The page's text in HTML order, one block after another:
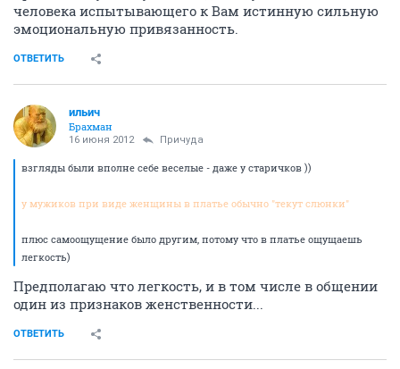
человека испытывающего к Вам истинную сильную
эмоциональную привязанность.
ОТВЕТИТЬ
ильич
Брахман
16 июня 2012 Причуда
взгляды были вполне себе веселые - даже у старичков ))
у мужиков при виде женщины в платье обычно "текут слюнки"
плюс самоощущение было другим, потому что в платье ощущаешь
легкость)
Предполагаю что легкость, и в том числе в общении
один из признаков женственности...
ОТВЕТИТЬ